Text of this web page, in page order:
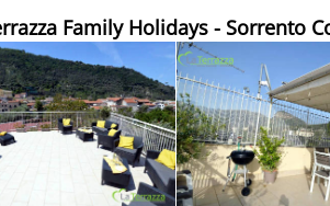
Family Holidays - Sorrento